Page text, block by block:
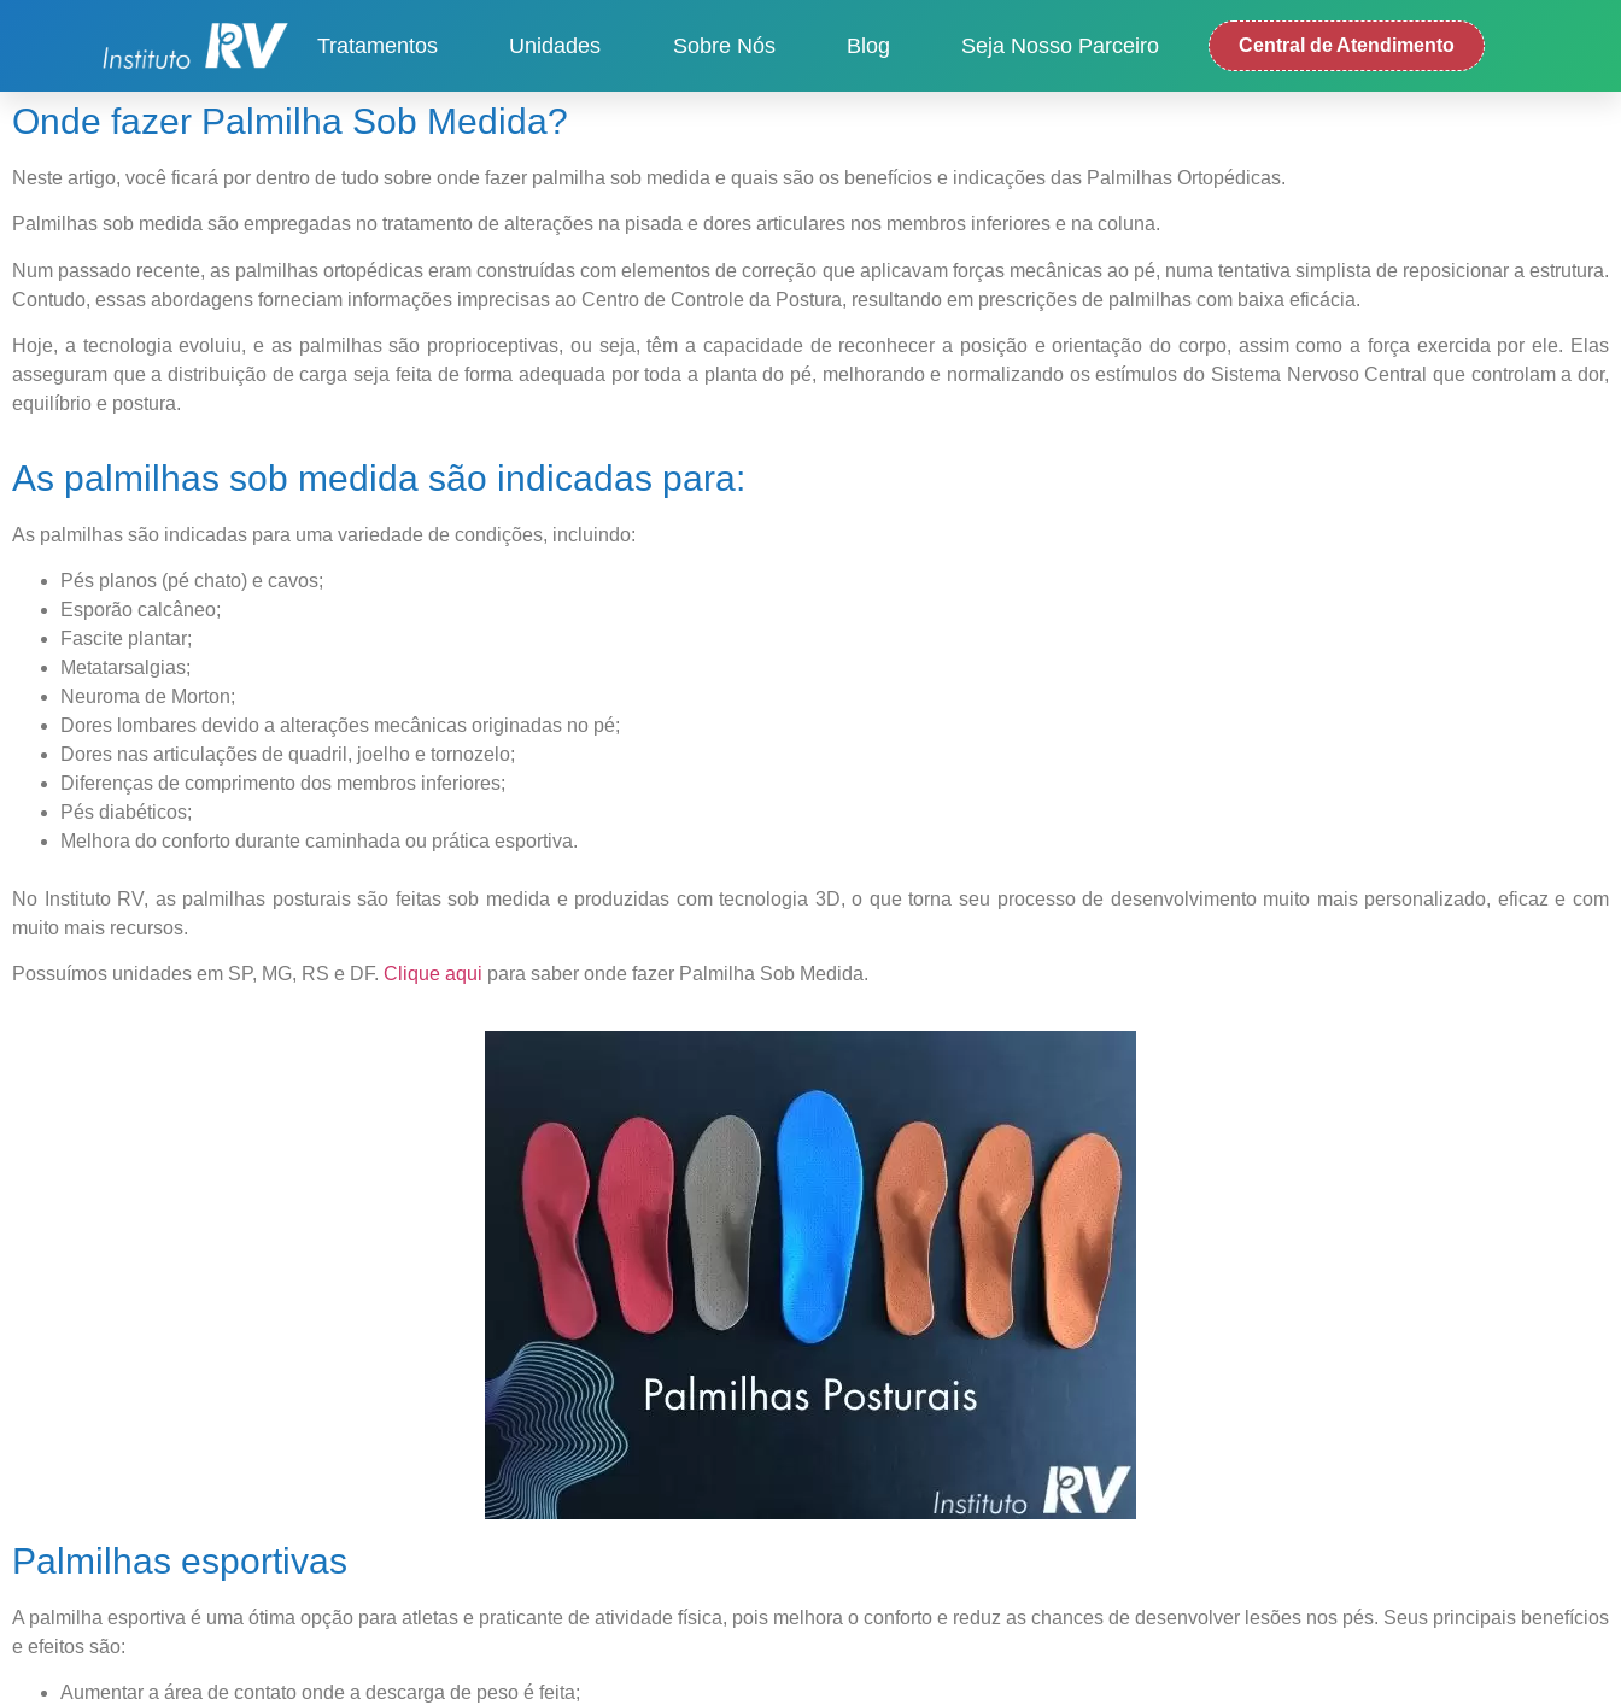
Tratamentos Unidades Sobre Nós Blog Seja Nosso Parceiro Central de Atendimento
Onde fazer Palmilha Sob Medida?
Neste artigo, você ficará por dentro de tudo sobre onde fazer palmilha sob medida e quais são os benefícios e indicações das Palmilhas Ortopédicas.
Palmilhas sob medida são empregadas no tratamento de alterações na pisada e dores articulares nos membros inferiores e na coluna.
Num passado recente, as palmilhas ortopédicas eram construídas com elementos de correção que aplicavam forças mecânicas ao pé, numa tentativa simplista de reposicionar a estrutura.
Contudo, essas abordagens forneciam informações imprecisas ao Centro de Controle da Postura, resultando em prescrições de palmilhas com baixa eficácia.
Hoje, a tecnologia evoluiu, e as palmilhas são proprioceptivas, ou seja, têm a capacidade de reconhecer a posição e orientação do corpo, assim como a força exercida por ele. Elas
asseguram que a distribuição de carga seja feita de forma adequada por toda a planta do pé, melhorando e normalizando os estímulos do Sistema Nervoso Central que controlam a dor,
equilíbrio e postura.
As palmilhas sob medida são indicadas para:​
As palmilhas são indicadas para uma variedade de condições, incluindo:
Pés planos (pé chato) e cavos;
Esporão calcâneo;
Fascite plantar;
Metatarsalgias;
Neuroma de Morton;
Dores lombares devido a alterações mecânicas originadas no pé;
Dores nas articulações de quadril, joelho e tornozelo;
Diferenças de comprimento dos membros inferiores;
Pés diabéticos;
Melhora do conforto durante caminhada ou prática esportiva.
No Instituto RV, as palmilhas posturais são feitas sob medida e produzidas com tecnologia 3D, o que torna seu processo de desenvolvimento muito mais personalizado, eficaz e com
muito mais recursos.
Possuímos unidades em SP, MG, RS e DF. Clique aqui para saber onde fazer Palmilha Sob Medida.
Palmilhas esportivas
A palmilha esportiva é uma ótima opção para atletas e praticante de atividade física, pois melhora o conforto e reduz as chances de desenvolver lesões nos pés. Seus principais benefícios
e efeitos são:
Aumentar a área de contato onde a descarga de peso é feita;